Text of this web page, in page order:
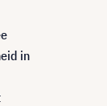
in